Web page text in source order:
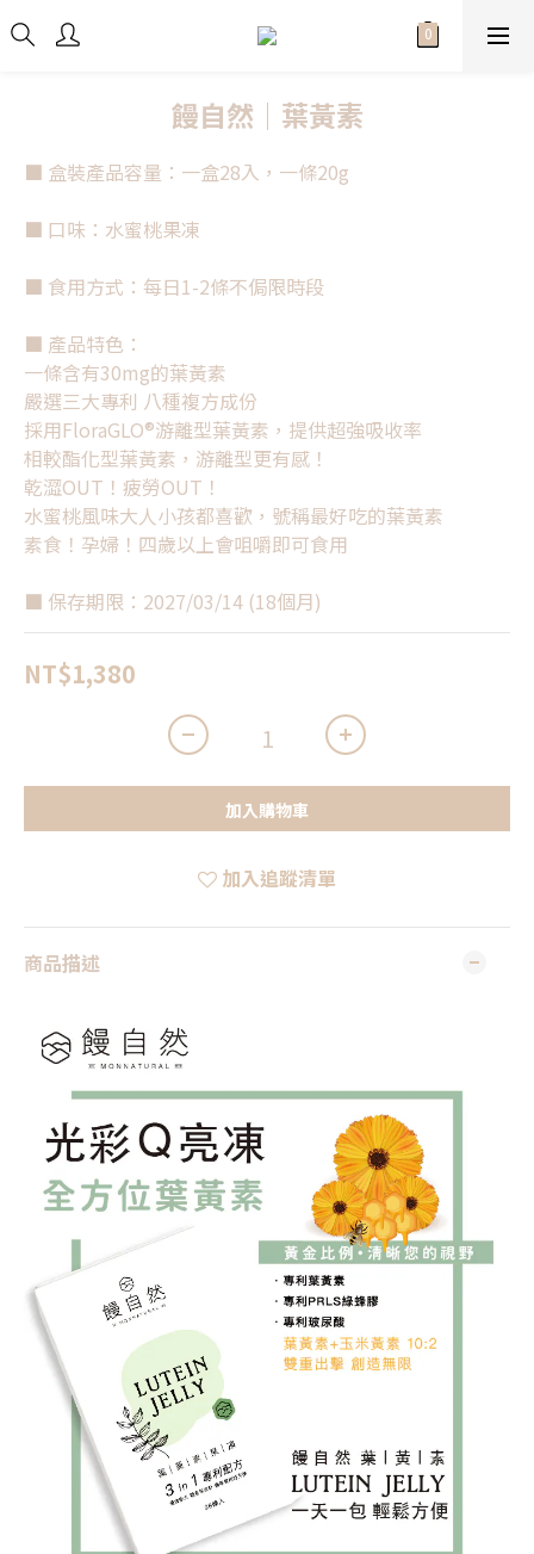
饅自然｜葉黃素
■ 盒裝產品容量：一盒28入，一條20g
■ 口味：水蜜桃果凍
■ 食用方式：每日1-2條不侷限時段
■ 產品特色：
一條含有30mg的葉黃素
嚴選三大專利 八種複方成份
採用FloraGLO®游離型葉黃素，提供超強吸收率
相較酯化型葉黃素，游離型更有感！
乾澀OUT！疲勞OUT！
水蜜桃風味大人小孩都喜歡，號稱最好吃的葉黃素
素食！孕婦！四歲以上會咀嚼即可食用
■ 保存期限：2027/03/14 (18個月)
NT$1,380
加入購物車
加入追蹤清單
商品描述